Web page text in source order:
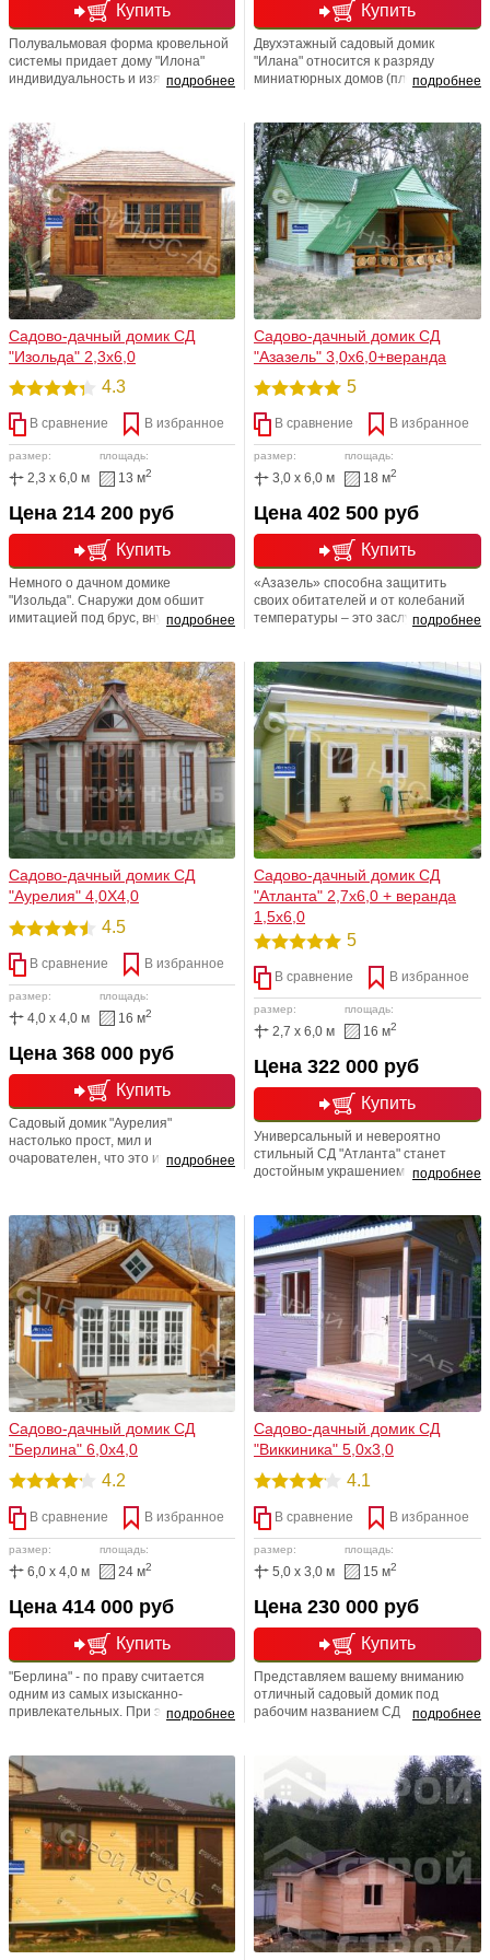
Купить
подробнее
Полувальмовая форма кровельной
системы придает дому "Илона"
индивидуальность и изящество.
максимально эффективно
использовать жилую площадь.
Домик невероятно хорош!
Купить
подробнее
Двухэтажный садовый домик
"Илана" относится к разряду
миниатюрных домов (площадь
массу модернизационных
элементов: красивый, яркий дизайн,
лестницу в потолке, два слуховых
окна.
Садово-дачный домик СД
"Изольда" 2,3х6,0
4.3
В сравнение В избранное
размер:
2,3 x 6,0 м
площадь:
13 м2
Купить
Цена 214 200 руб
подробнее
Немного о дачном домике
"Изольда". Снаружи дом обшит
имитацией под брус, внутри
всему периметру (пол, стены,
потолок). Нестандартная
кровельная система. Кровельный
материал мягкая черепица Шинглас
"Соната" (цвета на выбор
Заказчика)
Садово-дачный домик СД
"Азазель" 3,0х6,0+веранда
5
В сравнение В избранное
размер:
3,0 x 6,0 м
площадь:
18 м2
Купить
Цена 402 500 руб
подробнее
«Азазель» способна защитить
своих обитателей и от колебаний
температуры – это заслуга не
от поступления порций холодного
воздуха при открывании-
закрывании входной двери, но и
теплозоляции, выполненной из
качественного минераловатного
утеплителя толщиной 50 мм.
Садово-дачный домик СД
"Аурелия" 4,0Х4,0
4.5
В сравнение В избранное
размер:
4,0 x 4,0 м
площадь:
16 м2
Купить
Цена 368 000 руб
подробнее
Садовый домик "Аурелия"
настолько прост, мил и
очарователен, что это именно тот
большие комнаты, а атмосфера
тепла и уюта, а именно это здесь
присутствует с лихвой. Любая
размерная линейка! Любая
перепланировка!
Садово-дачный домик СД
"Атланта" 2,7х6,0 + веранда
1,5х6,0
5
В сравнение В избранное
размер:
2,7 x 6,0 м
площадь:
16 м2
Купить
Цена 322 000 руб
подробнее
Универсальный и невероятно
стильный СД "Атланта" станет
достойным украшением любого
домика создает в мини домике
неповторимую атмосферу уюта и
практичности. Просторная веранда
способствует разнообразию
времяпрепровождения.
Садово-дачный домик СД
"Берлина" 6,0х4,0
4.2
В сравнение В избранное
размер:
6,0 x 4,0 м
площадь:
24 м2
Купить
Цена 414 000 руб
подробнее
"Берлина" - по праву считается
одним из самых изысканно-
привлекательных. При этом он
обеспечивать комфортный отдых
на приусадебном участке.
Полноценное утепление
минераловатным материалом
фирмы «Кнауф» обеспечивает
надежную защиту от перепадов
температур.
Садово-дачный домик СД
"Виккиника" 5,0х3,0
4.1
В сравнение В избранное
размер:
5,0 x 3,0 м
площадь:
15 м2
Купить
Цена 230 000 руб
подробнее
Представляем вашему вниманию
отличный садовый домик под
рабочим названием СД
обустройства вашей загородной
жизни. Возможна любая
перепланировка. Любая размерная
линейка. Полноценное утепление.
Мы счастливы радовать Вас новым
ассортиментом!